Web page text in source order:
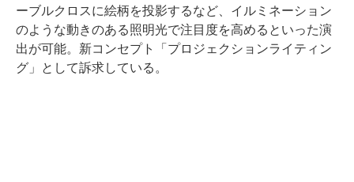
ーブルクロスに絵柄を投影するなど、イルミネーション
のような動きのある照明光で注目度を高めるといった演
出が可能。新コンセプト「プロジェクションライティン
グ」として訴求している。